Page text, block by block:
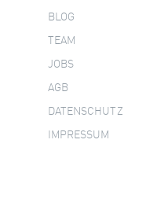
BLOG
TEAM
JOBS
AGB
DATENSCHUTZ
IMPRESSUM